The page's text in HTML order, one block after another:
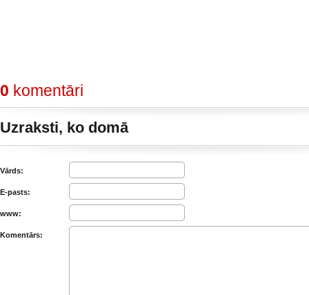
0 komentāri
Uzraksti, ko domā
Vārds:
E-pasts:
www:
Komentārs: